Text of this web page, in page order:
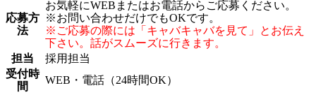
応募方
法
お気軽にWEBまたはお電話からご応募ください。
※お問い合わせだけでもOKです。
※ご応募の際には「キャバキャバを見て」とお伝え
下さい。話がスムーズに行きます。
担当
採用担当
受付時
間
WEB・電話（24時間OK）